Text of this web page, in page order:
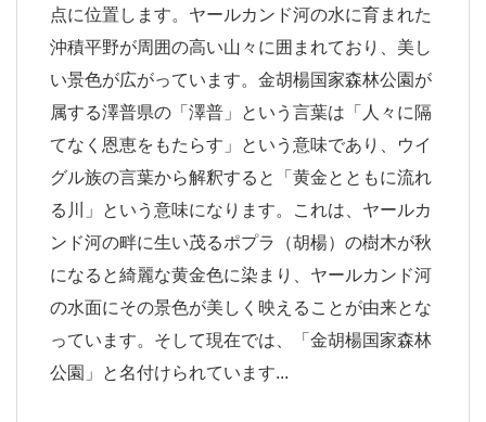
点に位置します。ヤールカンド河の水に育まれた
沖積平野が周囲の高い山々に囲まれており、美し
い景色が広がっています。金胡楊国家森林公園が
属する澤普県の「澤普」という言葉は「人々に隔
てなく恩恵をもたらす」という意味であり、ウイ
グル族の言葉から解釈すると「黄金とともに流れ
る川」という意味になります。これは、ヤールカ
ンド河の畔に生い茂るポプラ（胡楊）の樹木が秋
になると綺麗な黄金色に染まり、ヤールカンド河
の水面にその景色が美しく映えることが由来とな
っています。そして現在では、「金胡楊国家森林
公園」と名付けられています...